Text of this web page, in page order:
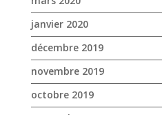
septembre 2019
août 2019
juillet 2019
juin 2019
mai 2019